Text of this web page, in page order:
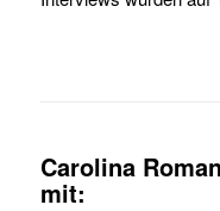
Carolina
mit: